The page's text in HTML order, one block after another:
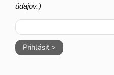
údajov.)
Prihlásiť >